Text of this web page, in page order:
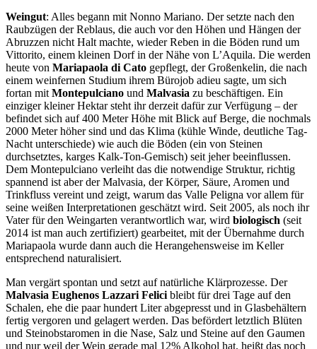
Weingut: Alles begann mit Nonno Mariano. Der setzte nach den
Raubzügen der Reblaus, die auch vor den Höhen und Hängen der
Abruzzen nicht Halt machte, wieder Reben in die Böden rund um
Vittorito, einem kleinen Dorf in der Nähe von L’Aquila. Die werden
heute von Mariapaola di Cato gepflegt, der Großenkelin, die nach
einem weinfernen Studium ihrem Bürojob adieu sagte, um sich
fortan mit Montepulciano und Malvasia zu beschäftigen. Ein
einziger kleiner Hektar steht ihr derzeit dafür zur Verfügung – der
befindet sich auf 400 Meter Höhe mit Blick auf Berge, die nochmals
2000 Meter höher sind und das Klima (kühle Winde, deutliche Tag-
Nacht unterschiede) wie auch die Böden (ein von Steinen
durchsetztes, karges Kalk-Ton-Gemisch) seit jeher beeinflussen.
Dem Montepulciano verleiht das die notwendige Struktur, richtig
spannend ist aber der Malvasia, der Körper, Säure, Aromen und
Trinkfluss vereint und zeigt, warum das Valle Peligna vor allem für
seine weißen Interpretationen geschätzt wird. Seit 2005, als noch ihr
Vater für den Weingarten verantwortlich war, wird biologisch (seit
2014 ist man auch zertifiziert) gearbeitet, mit der Übernahme durch
Mariapaola wurde dann auch die Herangehensweise im Keller
entsprechend naturalisiert.
Man vergärt spontan und setzt auf natürliche Klärprozesse. Der
Malvasia Eughenos Lazzari Felici bleibt für drei Tage auf den
Schalen, ehe die paar hundert Liter abgepresst und in Glasbehältern
fertig vergoren und gelagert werden. Das befördert letztlich Blüten
und Steinobstaromen in die Nase, Salz und Steine auf den Gaumen
und nur weil der Wein gerade mal 12% Alkohol hat, heißt das noch